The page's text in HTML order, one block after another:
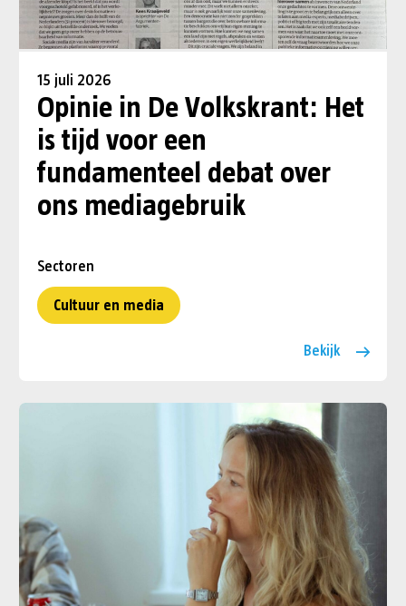
15 juli 2026
Opinie in De Volkskrant: Het
is tijd voor een
fundamenteel debat over
ons mediagebruik
Sectoren
Cultuur en media
Bekijk